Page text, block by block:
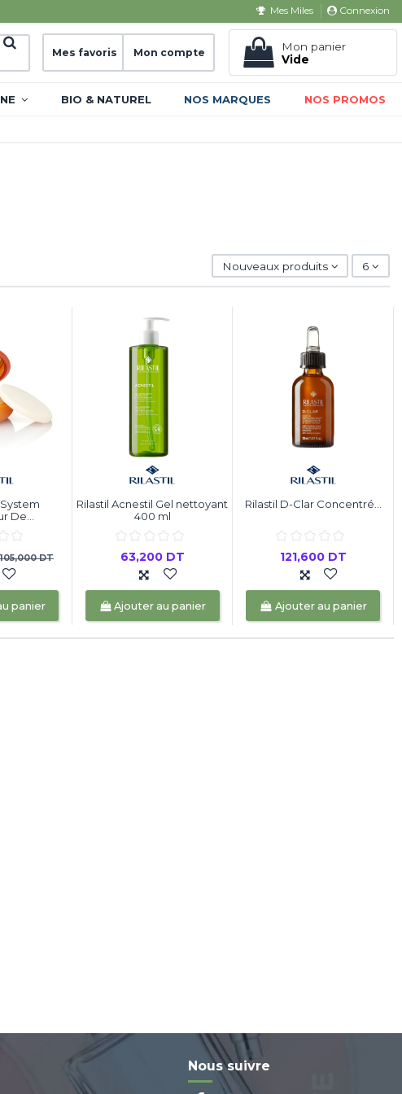
Mes Miles Connexion
Mes favoris Mon compte
Mon panier
Vide
BIO & NATUREL NOS MARQUES NOS PROMOS
Nouveaux produits 6
De...
105,000 DT
panier
Rilastil Acnestil Gel nettoyant
400 ml
63,200 DT
Ajouter au panier
Rilastil D-Clar Concentré...
121,600 DT
Ajouter au panier
Nous suivre